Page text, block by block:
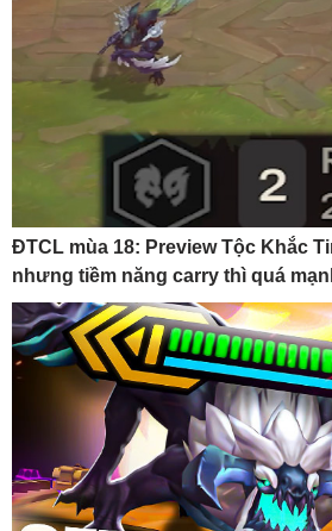
ĐTCL mùa 18: Preview Tộc Khắc
nhưng tiềm năng carry thì quá